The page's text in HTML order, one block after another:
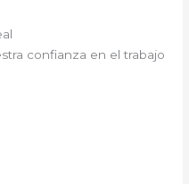
confianza en el trabajo